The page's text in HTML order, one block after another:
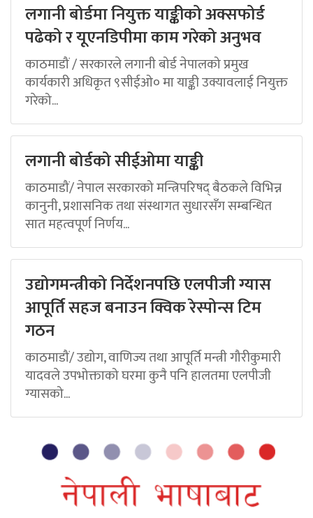
लगानी बोर्डमा नियुक्त याङ्कीको अक्सफोर्ड
पढेको र यूएनडिपीमा काम गरेको अनुभव
काठमाडौं / सरकारले लगानी बोर्ड नेपालको प्रमुख
कार्यकारी अधिकृत ९सीईओ० मा याङ्की उक्यावलाई नियुक्त
गरेको...
लगानी बोर्डको सीईओमा याङ्की
काठमाडौं/ नेपाल सरकारको मन्त्रिपरिषद् बैठकले विभिन्न
कानुनी, प्रशासनिक तथा संस्थागत सुधारसँग सम्बन्धित
सात महत्वपूर्ण निर्णय...
उद्योगमन्त्रीको निर्देशनपछि एलपीजी ग्यास
आपूर्ति सहज बनाउन क्विक रेस्पोन्स टिम
गठन
काठमाडौं/ उद्योग, वाणिज्य तथा आपूर्ति मन्त्री गौरीकुमारी
यादवले उपभोक्ताको घरमा कुनै पनि हालतमा एलपीजी
ग्यासको...